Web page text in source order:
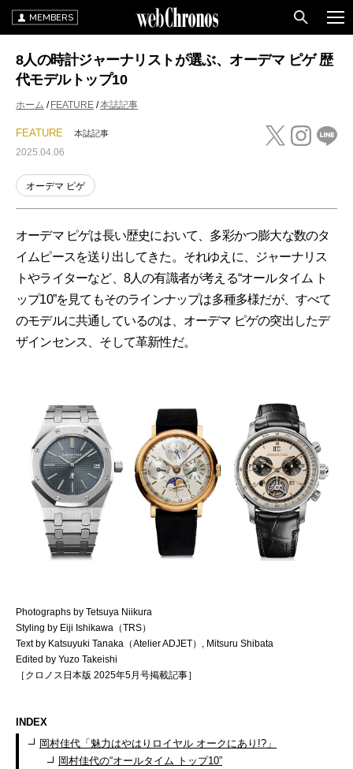
MEMBERS
8人の時計ジャーナリストが選ぶ、オーデマ ピゲ 歴
代モデルトップ10
ホーム FEATURE 本誌記事
FEATURE 本誌記事
2025.04.06
オーデマ ピゲ
オーデマ ピゲは長い歴史において、多彩かつ膨大な数のタ
イムピースを送り出してきた。それゆえに、ジャーナリス
トやライターなど、8人の有識者が考える“オールタイム ト
ップ10”を見てもそのラインナップは多種多様だが、すべて
のモデルに共通しているのは、オーデマ ピゲの突出したデ
ザインセンス、そして革新性だ。
Photographs by Tetsuya Niikura
Styling by Eiji Ishikawa（TRS）
Text by Katsuyuki Tanaka（Atelier ADJET）, Mitsuru Shibata
Edited by Yuzo Takeishi
［クロノス日本版 2025年5月号掲載記事］
INDEX
岡村佳代「魅力はやはりロイヤル オークにあり!?」
岡村佳代の“オールタイム トップ10”